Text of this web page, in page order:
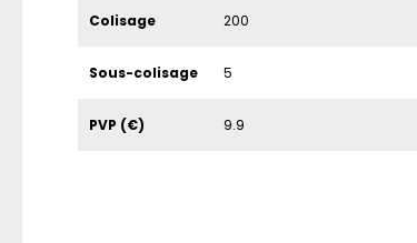
Colisage 200
Sous-colisage 5
PVP (€) 9.9